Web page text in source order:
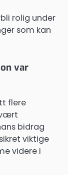
rolig under
som kan
var
flere
bidrag
viktige
videre i